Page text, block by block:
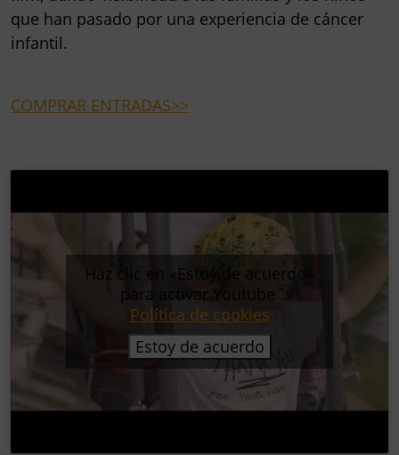
que han pasado por una experiencia de cáncer
infantil.
COMPRAR ENTRADAS>>
Haz clic en «Estoy de acuerdo»
para activar Youtube
Política de cookies
Estoy de acuerdo